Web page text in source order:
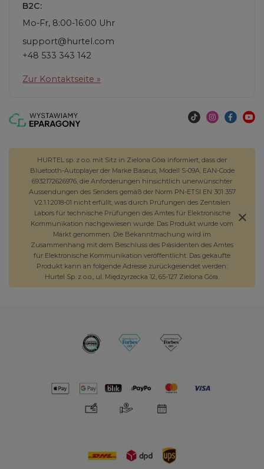
B2C:
Mo-Fr, 8:00-16:00 Uhr
support@hurtel.com
+48 533 343 142
Zur Kontaktseite »
HURTEL sp. z o.o. mit Sitz in Zielona Góra informiert, dass der
Bluetooth-Autoplayer der Marke Baseus, Modell S-09A, EAN-Code
6932172626976, die Anforderungen hinsichtlich unerwünschter
Aussendungen des Senders gemäß der Norm PN-ETSI EN 301 357
V2.1.1:2018-01 nicht erfüllt, was durch Prüfungen des Zentralen
Labors für technische Prüfungen des Amtes für Elektronische
Kommunikation nachgewiesen wurde. Das Produkt wurde vom
Markt genommen. Die Bekanntmachung wird im
Zusammenhang mit dem Beschluss des Präsidenten des Amtes
für Elektronische Kommunikation veröffentlicht. Das gekaufte
Produkt kann an folgende Adresse zurückgesendet werden:
Hurtel Sp. z o.o., ul. Międzyrzecka 12, 65-127 Zielona Góra.